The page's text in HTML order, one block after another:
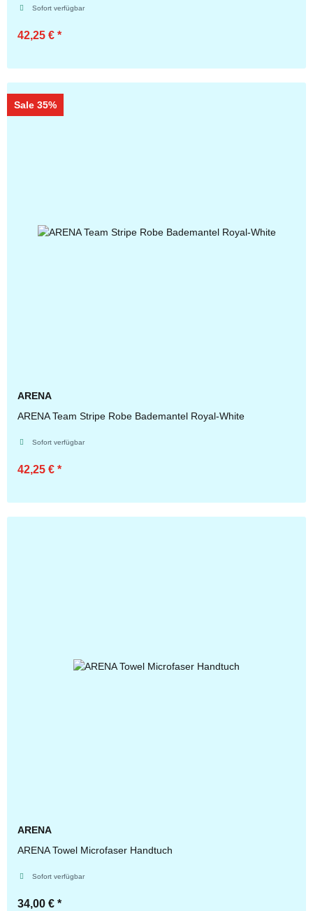
Sofort verfügbar
42,25 € *
Zum Artikel
Sale 35%
ARENA
ARENA Team Stripe Robe Bademantel Royal-White
Sofort verfügbar
42,25 € *
Zum Artikel
ARENA
ARENA Towel Microfaser Handtuch
Sofort verfügbar
34,00 € *